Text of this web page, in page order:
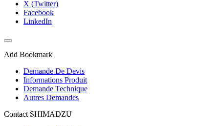
X (Twitter)
Facebook
LinkedIn
Add Bookmark
Demande De Devis
Informations Produit
Demande Technique
Autres Demandes
Contact SHIMADZU